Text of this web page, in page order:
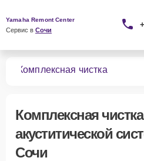
Yamaha Remont Center
Сервис в Сочи
Комплексная чистка
Комплексная чистка
акуститической
Сочи